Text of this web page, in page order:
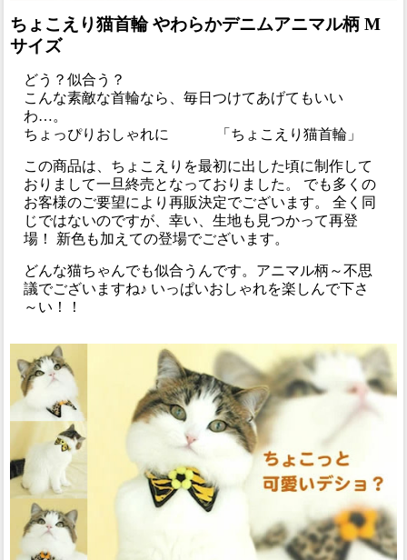
ちょこえり猫首輪 やわらかデニムアニマル柄 M
サイズ
どう？似合う？
こんな素敵な首輪なら、毎日つけてあげてもいい
わ…。
ちょっぴりおしゃれに 「ちょこえり猫首輪」
この商品は、ちょこえりを最初に出した頃に制作して
おりまして一旦終売となっておりました。 でも多くの
お客様のご要望により再販決定でございます。 全く同
じではないのですが、幸い、生地も見つかって再登
場！ 新色も加えての登場でございます。
どんな猫ちゃんでも似合うんです。アニマル柄～不思
議でございますね♪ いっぱいおしゃれを楽しんで下さ
～い！！